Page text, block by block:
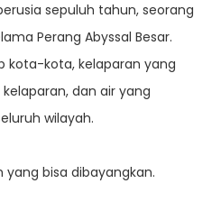
sepuluh tahun, seorang
Perang Abyssal Besar.
kota-kota, kelaparan yang
dan air yang
wilayah.
bisa dibayangkan.